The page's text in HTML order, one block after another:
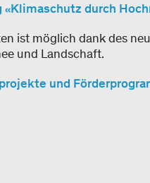
«Klimaschutz durch
ist möglich dank des
und Landschaft.
und